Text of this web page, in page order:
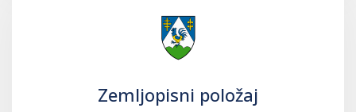
Zemljopisni položaj